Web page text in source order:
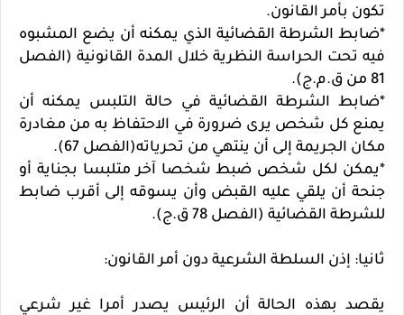
تكون بأمر القانون.
*ضابط الشرطة القضائية الذي يمكنه أن يضع المشبوه
فيه تحت الحراسة النظرية خلال المدة القانونية (الفصل
81 من ق.م.ج).
*ضابط الشرطة القضائية في حالة التلبس يمكنه أن
يمنع كل شخص يرى ضرورة في الاحتفاظ به من مغادرة
مكان الجريمة إلى أن ينتهي من تحرياته(الفصل 67).
*يمكن لكل شخص ضبط شخصا آخر متلبسا بجناية أو
جنحة أن يلقي عليه القبض وأن يسوقه إلى أقرب ضابط
للشرطة القضائية (الفصل 78 ق.ج).
ثانيا: إذن السلطة الشرعية دون أمر القانون:
يقصد بهذه الحالة أن الرئيس يصدر أمرا غير شرعي